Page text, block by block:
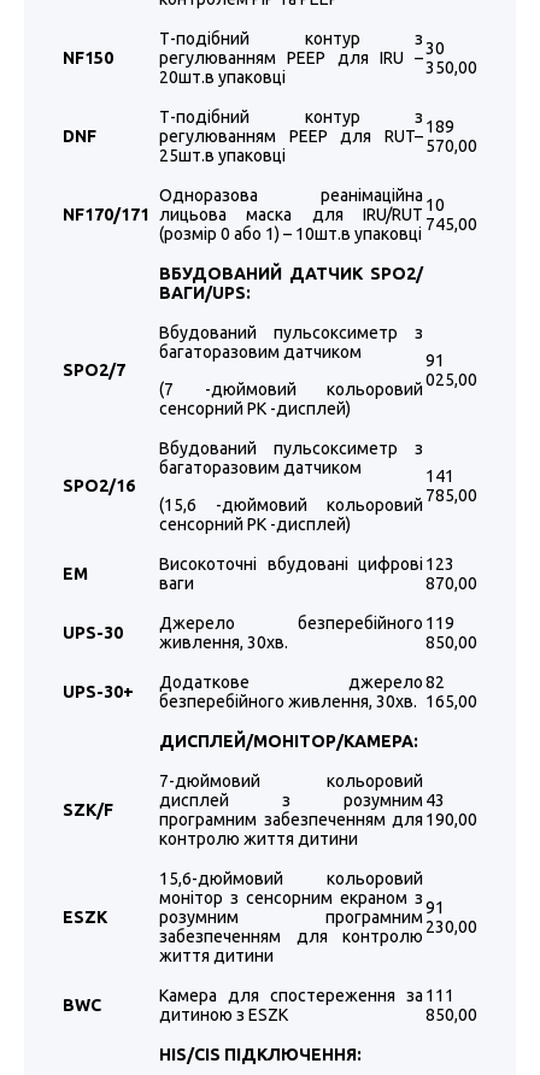
NF150
Т-подібний контур з
регулюванням PEEP для IRU –
20шт.в упаковці
30
350,00
DNF
Т-подібний контур з
регулюванням PEEP для RUT–
25шт.в упаковці
189
570,00
NF170/171
Одноразова реанімаційна
лицьова маска для IRU/RUT
(розмір 0 або 1) – 10шт.в упаковці
10
745,00
ВБУДОВАНИЙ ДАТЧИК SPO2/
ВАГИ/UPS:
SPO2/7
Вбудований пульсоксиметр з
багаторазовим датчиком
(7 -дюймовий кольоровий
сенсорний РК -дисплей)
91
025,00
SPO2/16
Вбудований пульсоксиметр з
багаторазовим датчиком
(15,6 -дюймовий кольоровий
сенсорний РК -дисплей)
141
785,00
ЕМ
Високоточні вбудовані цифрові
ваги
123
870,00
UPS-30
Джерело безперебійного
живлення, 30хв.
119
850,00
UPS-30+
Додаткове джерело
безперебійного живлення, 30хв.
82
165,00
ДИСПЛЕЙ/МОНІТОР/КАМЕРА:
SZK/F
7-дюймовий кольоровий
дисплей з розумним
програмним забезпеченням для
контролю життя дитини
43
190,00
ESZK
15,6-дюймовий кольоровий
монітор з сенсорним екраном з
розумним програмним
забезпеченням для контролю
життя дитини
91
230,00
BWC
Камера для спостереження за
дитиною з ESZK
111
850,00
HIS/CIS ПІДКЛЮЧЕННЯ: